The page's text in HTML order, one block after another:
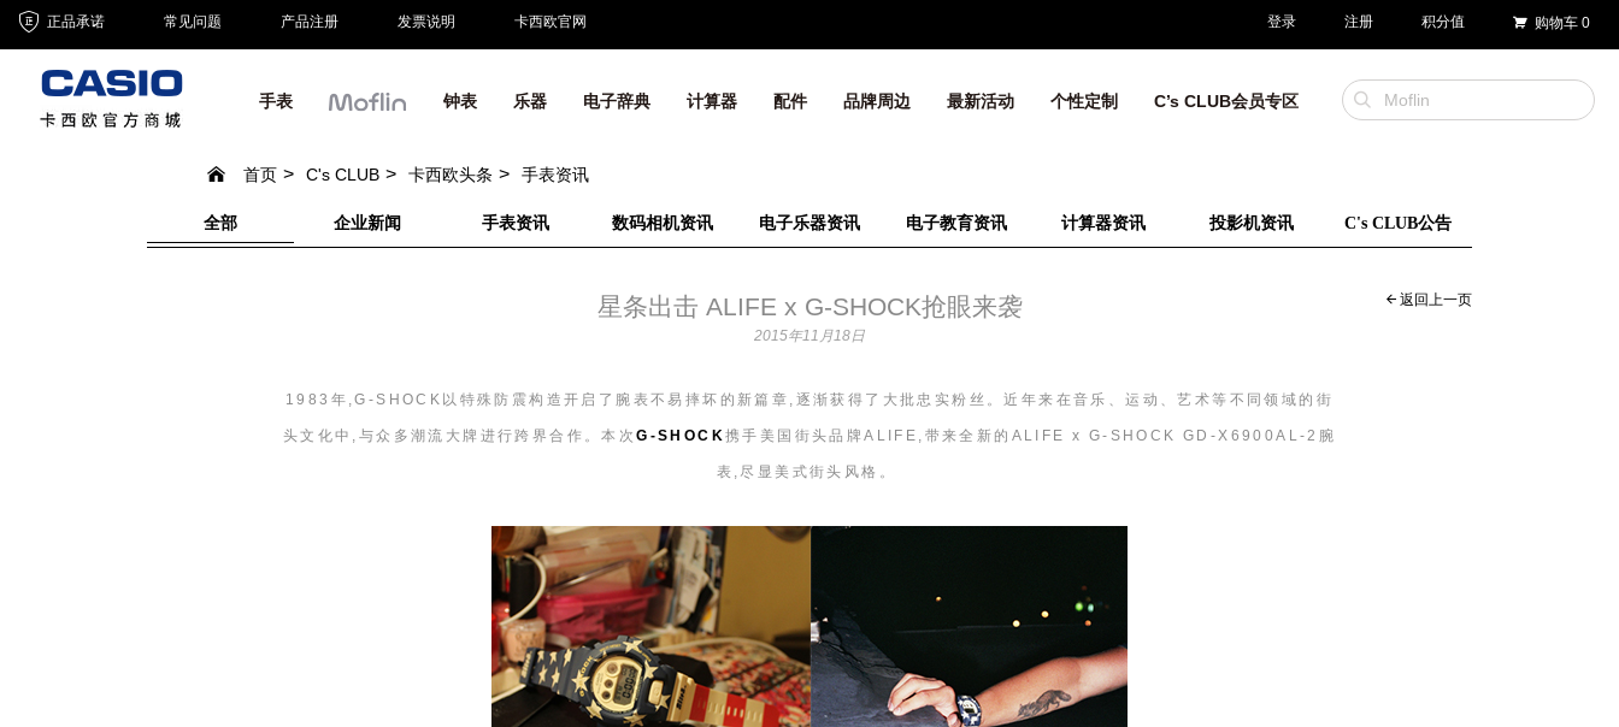
正品承诺 常见问题 产品注册 发票说明 卡西欧官网 登录 注册 积分值 购物车 0
手表 钟表 乐器 电子辞典 计算器 配件 品牌周边 最新活动 个性定制 C’s CLUB会员专区
首页 C's CLUB 卡西欧头条 手表资讯
全部 企业新闻 手表资讯 数码相机资讯 电子乐器资讯 电子教育资讯 计算器资讯 投影机资讯 C's CLUB公告
星条出击 ALIFE x G-SHOCK抢眼来袭 返回上一页
2015年11月18日
1983年,G-SHOCK以特殊防震构造开启了腕表不易摔坏的新篇章,逐渐获得了大批忠实粉丝。近年来在音乐、运动、艺术等不同领域的街
头文化中,与众多潮流大牌进行跨界合作。本次G-SHOCK 携手美国街头品牌ALIFE,带来全新的ALIFE x G-SHOCK GD-X6900AL-2腕
表,尽显美式街头风格。